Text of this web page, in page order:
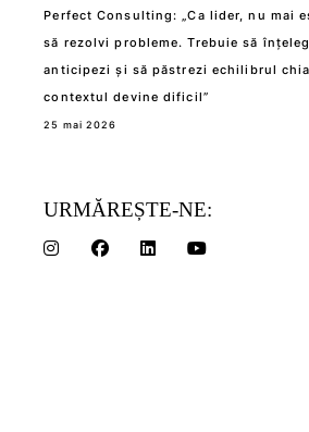
Perfect Consulting: „Ca lider, nu mai
să rezolvi probleme. Trebuie să
anticipezi și să păstrezi echilibrul
contextul devine dificil”
25 mai 2026
URMĂREȘTE-NE: